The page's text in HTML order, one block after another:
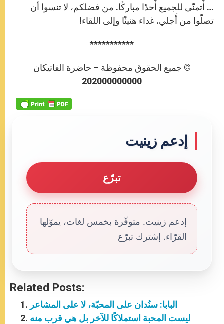
… أَتمنّى للجميع أَحدًا مباركًا. من فضلكم، لا تنسوا أن
تصلّوا من أَجلي. غداء هنيئًا وإلى اللقاء!
***********
© جميع الحقوق محفوظة – حاضرة الفاتيكان
202000000000
إدعم زينيت
تبرّع
إدعم زينيت. متوفّرة بخمس لغات، يموّلها
القرّاء. إشترك تبرّع
Related Posts:
البابا: سنُدان على المحبّة، لا على المشاعر
ليست المحبة استملاكًا للآخر بل هي قرب منه